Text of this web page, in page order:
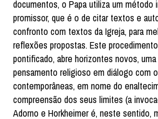
documentos, o Papa utiliza um método
promissor, que é o de citar textos e
confronto com textos da Igreja, para
reflexões propostas. Este
pontificado, abre horizontes novos,
pensamento religioso em diálogo com
contemporâneas, em nome do
compreensão dos seus limites (a
Adorno e Horkheimer é, neste sentido,